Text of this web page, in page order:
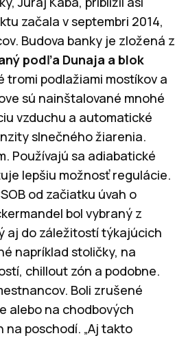
začala v septembri 2014,
Budova banky je zložená z
podľa Dunaja a blok
tromi podlažiami mostíkov a
sú nainštalované mnohé
vzduchu a automatické
slnečného žiarenia.
Používajú sa adiabatické
lepšiu možnosť regulácie.
od začiatku úvah o
bol vybraný z
aj do záležitostí týkajúcich
napríklad stoličky, na
chillout zón a podobne.
Boli zrušené
alebo na chodbových
na poschodí. „Aj takto